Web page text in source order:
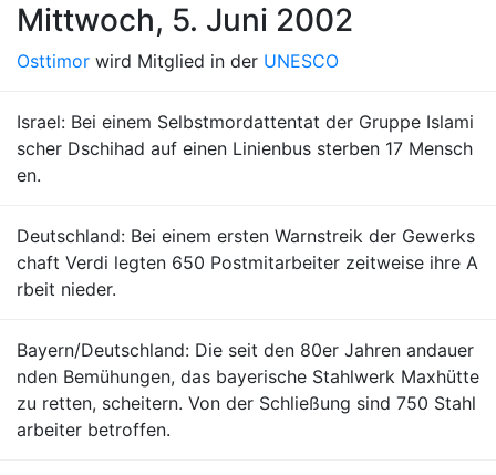
Mittwoch, 5. Juni 2002
Osttimor wird Mitglied in der UNESCO
Israel: Bei einem Selbstmordattentat der Gruppe Islami
scher Dschihad auf einen Linienbus sterben 17 Mensch
en.
Deutschland: Bei einem ersten Warnstreik der Gewerks
chaft Verdi legten 650 Postmitarbeiter zeitweise ihre A
rbeit nieder.
Bayern/Deutschland: Die seit den 80er Jahren andauer
nden Bemühungen, das bayerische Stahlwerk Maxhütte
zu retten, scheitern. Von der Schließung sind 750 Stahl
arbeiter betroffen.